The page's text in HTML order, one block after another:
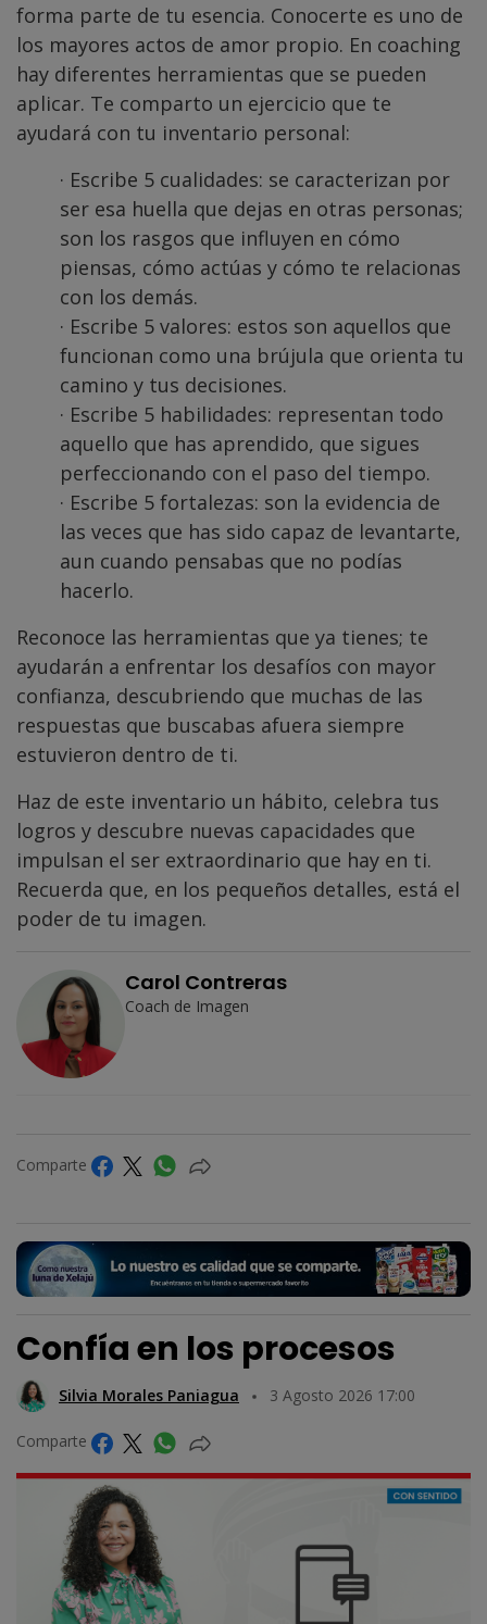
forma parte de tu esencia. Conocerte es uno de
los mayores actos de amor propio. En coaching
hay diferentes herramientas que se pueden
aplicar. Te comparto un ejercicio que te
ayudará con tu inventario personal:
· Escribe 5 cualidades: se caracterizan por
ser esa huella que dejas en otras personas;
son los rasgos que influyen en cómo
piensas, cómo actúas y cómo te relacionas
con los demás.
· Escribe 5 valores: estos son aquellos que
funcionan como una brújula que orienta tu
camino y tus decisiones.
· Escribe 5 habilidades: representan todo
aquello que has aprendido, que sigues
perfeccionando con el paso del tiempo.
· Escribe 5 fortalezas: son la evidencia de
las veces que has sido capaz de levantarte,
aun cuando pensabas que no podías
hacerlo.
Reconoce las herramientas que ya tienes; te
ayudarán a enfrentar los desafíos con mayor
confianza, descubriendo que muchas de las
respuestas que buscabas afuera siempre
estuvieron dentro de ti.
Haz de este inventario un hábito, celebra tus
logros y descubre nuevas capacidades que
impulsan el ser extraordinario que hay en ti.
Recuerda que, en los pequeños detalles, está el
poder de tu imagen.
Carol Contreras
Coach de Imagen
Comparte
Confía en los procesos
Silvia Morales Paniagua 3 Agosto 2026 17:00
Comparte